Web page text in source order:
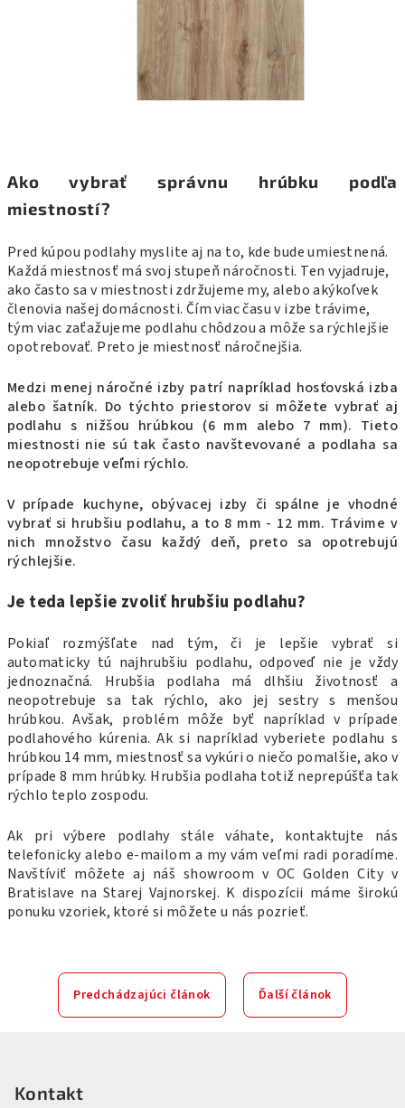
Ako vybrať správnu hrúbku podľa
miestností?
Pred kúpou podlahy myslite aj na to, kde bude umiestnená.
Každá miestnosť má svoj stupeň náročnosti. Ten vyjadruje,
ako často sa v miestnosti zdržujeme my, alebo akýkoľvek
členovia našej domácnosti. Čím viac času v izbe trávime,
tým viac zaťažujeme podlahu chôdzou a môže sa rýchlejšie
opotrebovať. Preto je miestnosť náročnejšia.
Medzi menej náročné izby patrí napríklad hosťovská izba
alebo šatník. Do týchto priestorov si môžete vybrať aj
podlahu s nižšou hrúbkou (6 mm alebo 7 mm). Tieto
miestnosti nie sú tak často navštevované a podlaha sa
neopotrebuje veľmi rýchlo.
V prípade kuchyne, obývacej izby či spálne je vhodné
vybrať si hrubšiu podlahu, a to 8 mm - 12 mm. Trávime v
nich množstvo času každý deň, preto sa opotrebujú
rýchlejšie.
Je teda lepšie zvoliť hrubšiu podlahu?
Pokiaľ rozmýšľate nad tým, či je lepšie vybrať si
automaticky tú najhrubšiu podlahu, odpoveď nie je vždy
jednoznačná. Hrubšia podlaha má dlhšiu životnosť a
neopotrebuje sa tak rýchlo, ako jej sestry s menšou
hrúbkou. Avšak, problém môže byť napríklad v prípade
podlahového kúrenia. Ak si napríklad vyberiete podlahu s
hrúbkou 14 mm, miestnosť sa vykúri o niečo pomalšie, ako v
prípade 8 mm hrúbky. Hrubšia podlaha totiž neprepúšťa tak
rýchlo teplo zospodu.
Ak pri výbere podlahy stále váhate, kontaktujte nás
telefonicky alebo e-mailom a my vám veľmi radi poradíme.
Navštíviť môžete aj náš showroom v OC Golden City v
Bratislave na Starej Vajnorskej. K dispozícii máme širokú
ponuku vzoriek, ktoré si môžete u nás pozrieť.
Predchádzajúci článok Ďalší článok
Kontakt